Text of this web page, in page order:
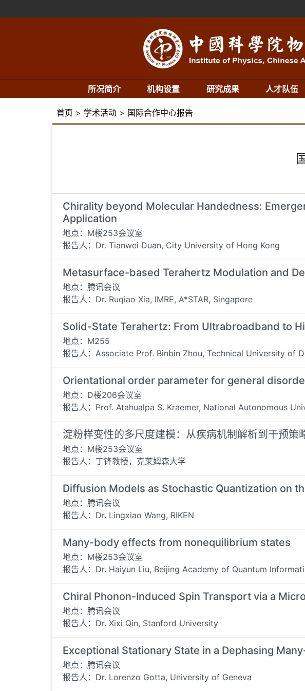
所况简介 机构设置 研究成果 人才队伍
首页 > 学术活动 > 国际合作中心报告
Chirality beyond Molecular Handedness:
Application
地点：M楼253会议室
报告人：Dr. Tianwei Duan, City University of Hong Kong
Metasurface-based Terahertz Modulation and
地点：腾讯会议
报告人：Dr. Ruqiao Xia, IMRE, A*STAR, Singapore
Solid-State Terahertz: From Ultrabroadband to
地点：M255
报告人：Associate Prof. Binbin Zhou, Technical University of
Orientational order parameter for general
地点：D楼206会议室
报告人：Prof. Atahualpa S. Kraemer, National Autonomous
淀粉样变性的多尺度建模：从疾病机制解析到干预策
地点：M楼253会议室
报告人：丁锋教授，克莱姆森大学
Diffusion Models as Stochastic Quantization on
地点：腾讯会议
报告人：Dr. Lingxiao Wang, RIKEN
Many-body effects from nonequilibrium states
地点：M楼253会议室
报告人：Dr. Haiyun Liu, Beijing Academy of Quantum
Chiral Phonon-Induced Spin Transport via a
地点：腾讯会议
报告人：Dr. Xixi Qin, Stanford University
Exceptional Stationary State in a Dephasing
地点：腾讯会议
报告人：Dr. Lorenzo Gotta, University of Geneva